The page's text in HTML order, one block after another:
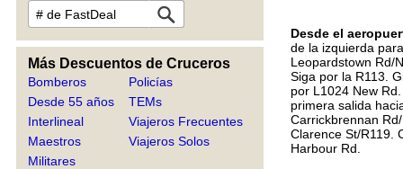
Más Descuentos de Cruceros
Bomberos
Desde 55 años
Interlineal
Maestros
Militares
Policías
TEMs
Viajeros Frecuentes
Viajeros Solos
Desde el
de la izquierda
Leopardstown Rd/
Siga por la R113.
por L1024 New
primera salida
Carrickbrennan
Clarence St/R119.
Harbour Rd.